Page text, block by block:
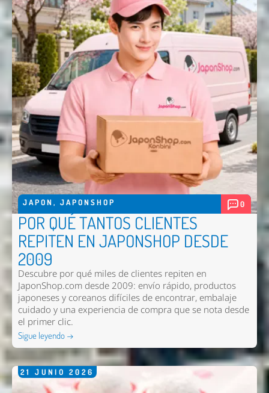
JAPON , JAPONSHOP 0
POR QUÉ TANTOS CLIENTES
REPITEN EN JAPONSHOP DESDE
2009
Descubre por qué miles de clientes repiten en
JaponShop.com desde 2009: envío rápido, productos
japoneses y coreanos difíciles de encontrar, embalaje
cuidado y una experiencia de compra que se nota desde
el primer clic.
Sigue leyendo →
21 JUNIO 2026
Enviar